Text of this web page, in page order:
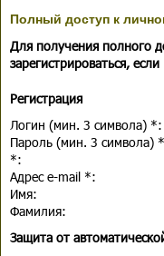
Полный доступ к
Для получения полного
зарегистрироваться,
Регистрация
Логин (мин. 3 символа) *:
Пароль (мин. 3 символа) *
*:
Адрес e-mail *:
Имя:
Фамилия:
Защита от